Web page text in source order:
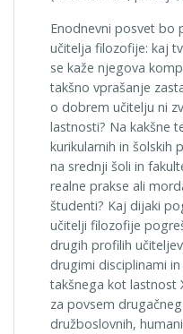
Enodnevni posvet bo
učitelja filozofije: kaj
se kaže njegova
takšno vprašanje
o dobrem učitelju ni
lastnosti? Na kakšne
kurikularnih in šolskih
na srednji šoli in
realne prakse ali
študenti? Kaj dijaki
učitelji filozofije
drugih profilih
drugimi disciplinami
takšnega kot lastnost
za povsem
družboslovnih,